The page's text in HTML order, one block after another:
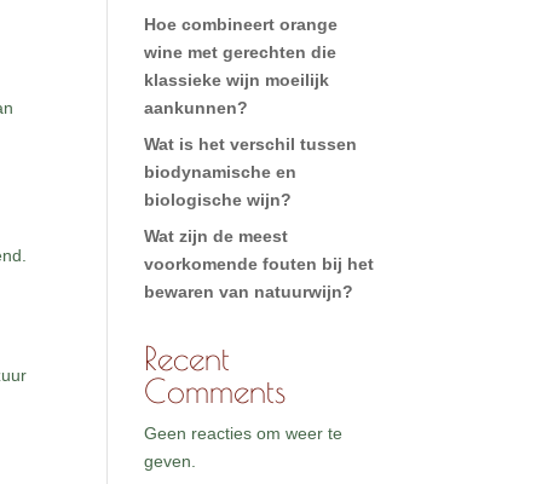
Hoe combineert orange
wine met gerechten die
klassieke wijn moeilijk
aankunnen?
Wat is het verschil tussen
biodynamische en
biologische wijn?
Wat zijn de meest
voorkomende fouten bij het
bewaren van natuurwijn?
Recent
Comments
Geen reacties om weer te
geven.